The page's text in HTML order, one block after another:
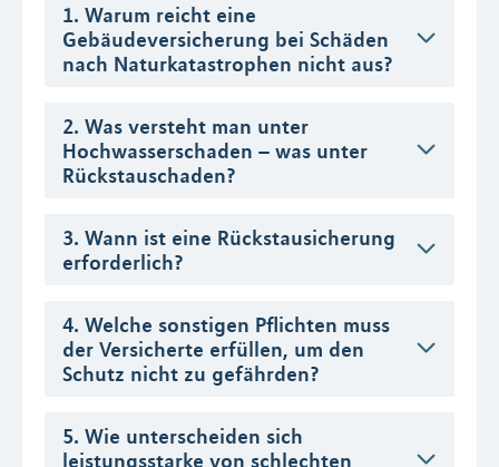
1. Warum reicht eine
Gebäudeversicherung bei Schäden
nach Naturkatastrophen nicht aus?
2. Was versteht man unter
Hochwasserschaden – was unter
Rückstauschaden?
3. Wann ist eine Rückstausicherung
erforderlich?
4. Welche sonstigen Pflichten muss
der Versicherte erfüllen, um den
Schutz nicht zu gefährden?
5. Wie unterscheiden sich
leistungsstarke von schlechten